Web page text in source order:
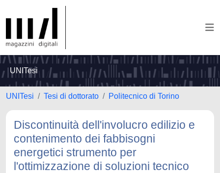
UNITesi
UNITesi Tesi di dottorato Politecnico di Torino
Discontinuità dell'involucro edilizio e
contenimento dei fabbisogni
energetici strumento per
l'ottimizzazione di soluzioni tecnico